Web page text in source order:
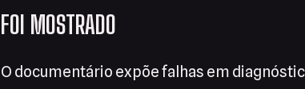
FOI MOSTRADO
O documentário expõe falhas em